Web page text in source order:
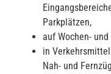
Parkplätzen,
auf Wochen-
in
Nah- und